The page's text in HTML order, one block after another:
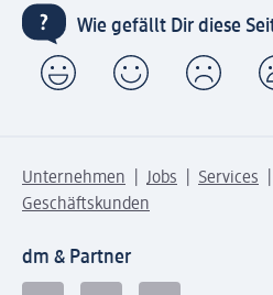
Wie gefällt Dir diese
Unternehmen Jobs Services
Geschäftskunden
dm & Partner